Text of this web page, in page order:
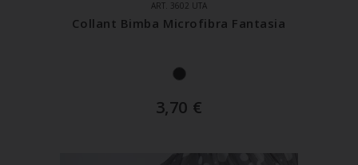
ART. 3602 UTA
Collant Bimba Microfibra Fantasia
3,70 €